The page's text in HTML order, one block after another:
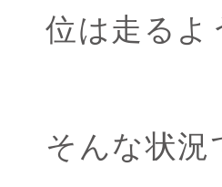
位は走るよ
そんな状